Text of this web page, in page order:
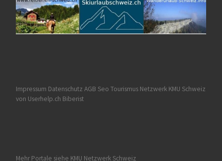
Impressum Datenschutz AGB Seo Tourismus Netzwerk KMU Schweiz
von Userhelp.ch Biberist
Mehr Portale siehe KMU Netzwerk Schweiz